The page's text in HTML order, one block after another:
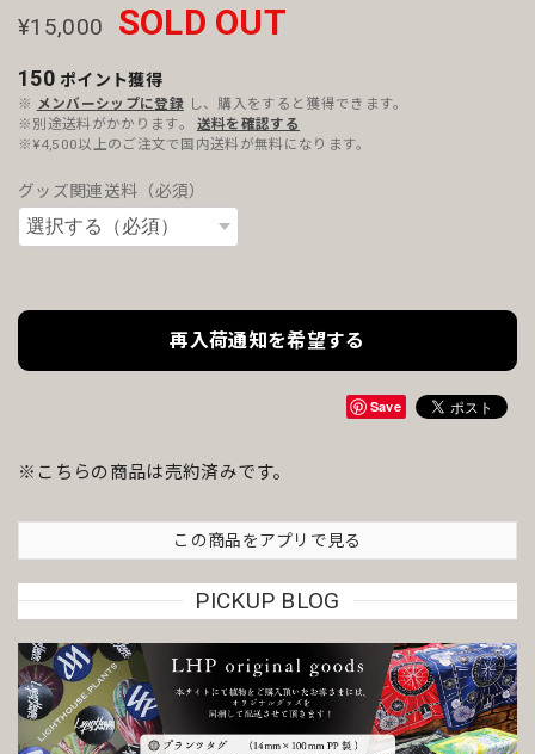
¥15,000 SOLD OUT
150 ポイント獲得
※ メンバーシップに登録 し、購入をすると獲得できます。
※別途送料がかかります。
送料を確認する
※¥4,500以上のご注文で国内送料が無料になります。
グッズ関連送料（必須）
再入荷通知を希望する
Save
※こちらの商品は売約済みです。
この商品をアプリで見る
PICKUP BLOG